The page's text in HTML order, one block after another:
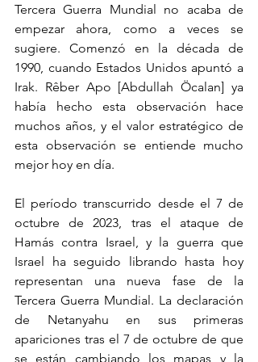
Tercera Guerra Mundial no acaba de
empezar ahora, como a veces se
sugiere. Comenzó en la década de
1990, cuando Estados Unidos apuntó a
Irak. Rêber Apo [Abdullah Öcalan] ya
había hecho esta observación hace
muchos años, y el valor estratégico de
esta observación se entiende mucho
mejor hoy en día.
El período transcurrido desde el 7 de
octubre de 2023, tras el ataque de
Hamás contra Israel, y la guerra que
Israel ha seguido librando hasta hoy
representan una nueva fase de la
Tercera Guerra Mundial. La declaración
de Netanyahu en sus primeras
apariciones tras el 7 de octubre de que
se están cambiando los mapas y la